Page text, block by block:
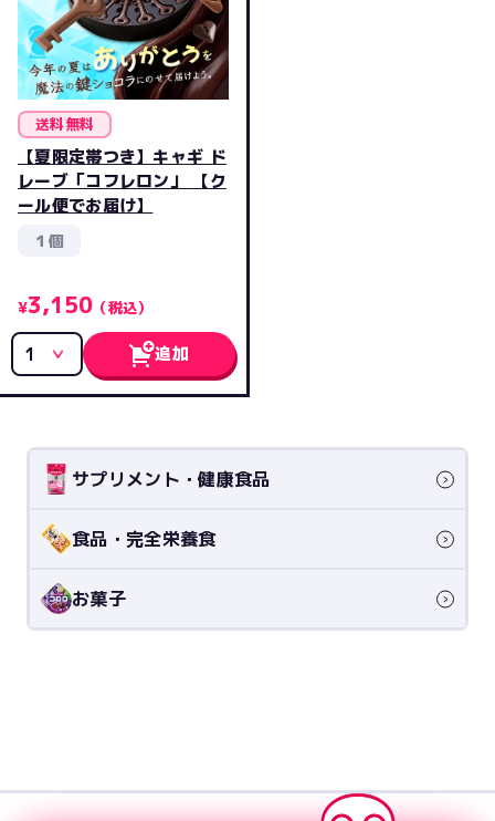
送料無料
【夏限定帯つき】キャギ ド
レーブ「コフレロン」 【ク
ール便でお届け】
１個
¥3,150 （税込）
追加
サプリメント・健康食品
食品・完全栄養食
お菓子